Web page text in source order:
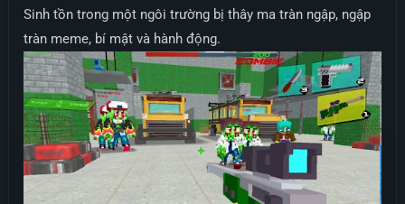
Sinh tồn trong một ngôi trường bị thây ma tràn ngập, ngập
tràn meme, bí mật và hành động.